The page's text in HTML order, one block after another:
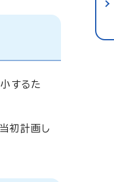
するた
初計画し